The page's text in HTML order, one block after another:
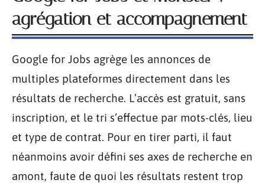
agrégation et accompagnement
Google for Jobs agrège les annonces de
multiples plateformes directement dans les
résultats de recherche. L’accès est gratuit, sans
inscription, et le tri s’effectue par mots-clés, lieu
et type de contrat. Pour en tirer parti, il faut
néanmoins avoir défini ses axes de recherche en
amont, faute de quoi les résultats restent trop